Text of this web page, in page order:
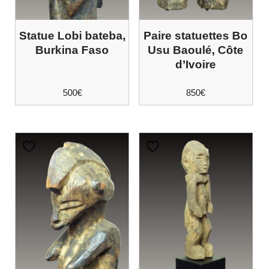
Statue Lobi bateba,
Burkina Faso
500€
Paire statuettes Bo
Usu Baoulé, Côte
d’Ivoire
850€